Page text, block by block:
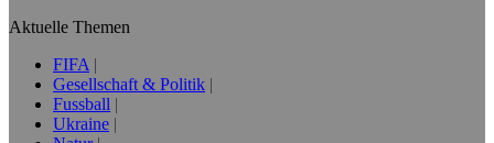
Aktuelle Themen
FIFA
Gesellschaft & Politik
Fussball
Ukraine